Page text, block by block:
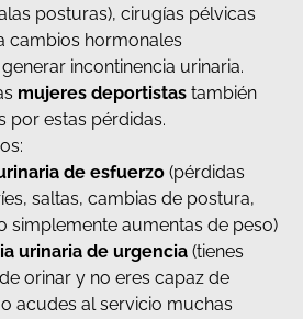
posturas), cirugías pélvicas
cambios hormonales
incontinencia urinaria.
mujeres deportistastambién
por estas pérdidas.
de esfuerzo (pérdidas
saltas, cambias de postura,
simplemente aumentas de peso)
urinaria de urgencia(tienes
orinar y no eres capaz de
acudes al servicio muchas